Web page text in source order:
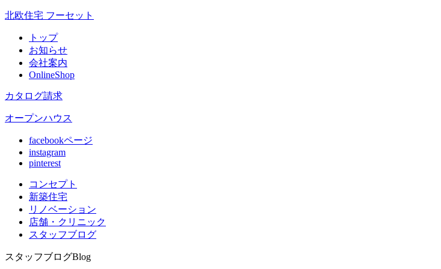
北欧住宅 フーセット
トップ
お知らせ
会社案内
OnlineShop
カタログ請求
オープンハウス
facebookページ
instagram
pinterest
コンセプト
新築住宅
リノベーション
店舗 ・クリニック
スタッフブログ
スタッフブログBlog